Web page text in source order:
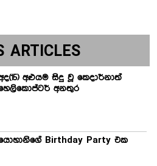
ARTICLES
අළුයම සිදු වූ කෙදාර්නාත්
අනතුර
Birthday Party එක